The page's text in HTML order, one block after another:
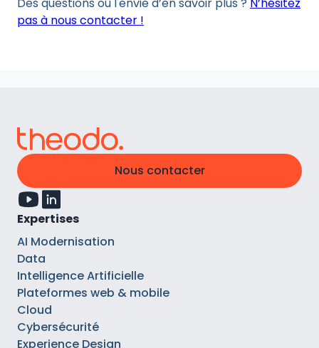
pas à nous contacter !
Nous contacter
Expertises
AI Modernisation
Data
Intelligence Artificielle
Plateformes web & mobile
Cloud
Cybersécurité
Experience Design